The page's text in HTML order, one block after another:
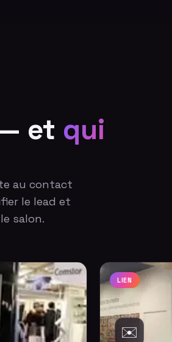
et qui
au contact
le lead et
salon.
LIEN
✉️